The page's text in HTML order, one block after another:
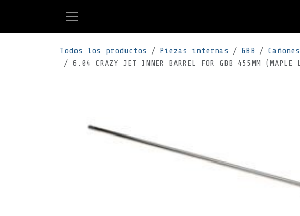
Todos los productos Piezas internas GBB
6.04 CRAZY JET INNER BARREL FOR GBB 455MM (MAPLE